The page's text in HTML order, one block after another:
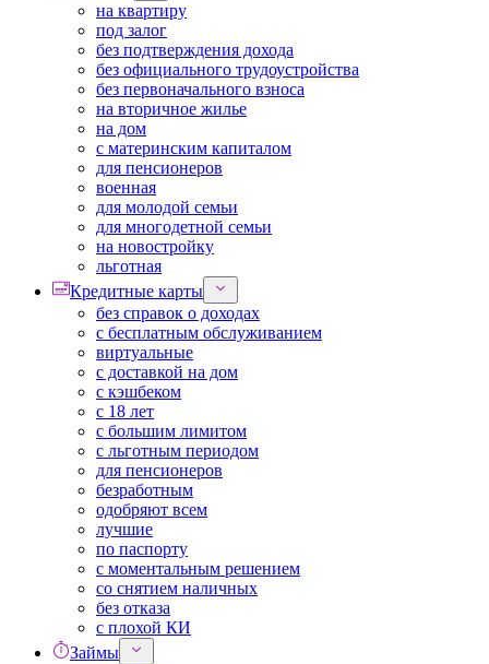
на квартиру
под залог
без подтверждения дохода
без официального трудоустройства
без первоначального взноса
на вторичное жилье
на дом
с материнским капиталом
для пенсионеров
военная
для молодой семьи
для многодетной семьи
на новостройку
льготная
Кредитные карты
без справок о доходах
с бесплатным обслуживанием
виртуальные
с доставкой на дом
с кэшбеком
с 18 лет
с большим лимитом
с льготным периодом
для пенсионеров
безработным
одобряют всем
лучшие
по паспорту
с моментальным решением
со снятием наличных
без отказа
с плохой КИ
Займы